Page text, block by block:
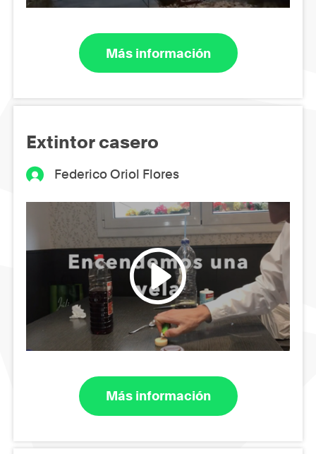
Más información
Extintor casero
Federico Oriol Flores
Más información